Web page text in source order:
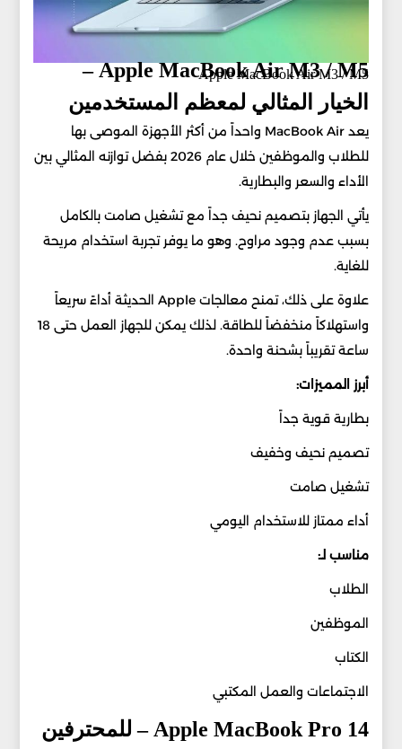
Apple MacBook Air M3 / M5
Apple MacBook Air M3 / M5 –
الخيار المثالي لمعظم المستخدمين
يعد MacBook Air واحداً من أكثر الأجهزة الموصى بها
للطلاب والموظفين خلال عام 2026 بفضل توازنه المثالي بين
الأداء والسعر والبطارية.
يأتي الجهاز بتصميم نحيف جداً مع تشغيل صامت بالكامل
بسبب عدم وجود مراوح. وهو ما يوفر تجربة استخدام مريحة
للغاية.
علاوة على ذلك، تمنح معالجات Apple الحديثة أداءً سريعاً
واستهلاكاً منخفضاً للطاقة. لذلك يمكن للجهاز العمل حتى 18
ساعة تقريباً بشحنة واحدة.
أبرز المميزات:
بطارية قوية جداً
تصميم نحيف وخفيف
تشغيل صامت
أداء ممتاز للاستخدام اليومي
مناسب لـ:
الطلاب
الموظفين
الكتاب
الاجتماعات والعمل المكتبي
Apple MacBook Pro 14 – للمحترفين